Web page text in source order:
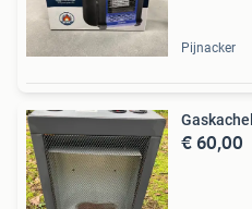
Pijnacker
€ 60,00